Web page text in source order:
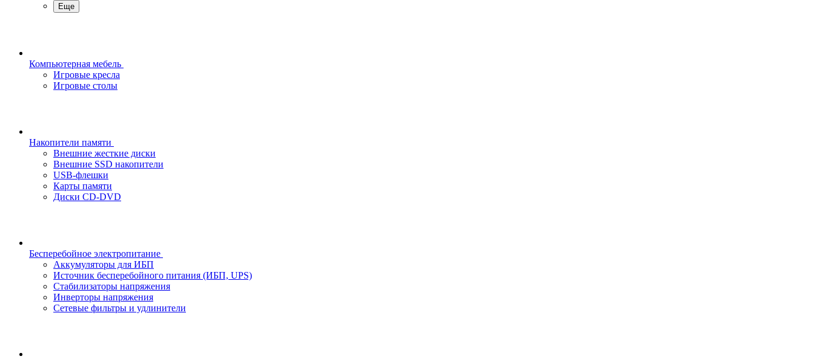
Еще
Компьютерная мебель
Игровые кресла
Игровые столы
Накопители памяти
Внешние жесткие диски
Внешние SSD накопители
USB-флешки
Карты памяти
Диски CD-DVD
Бесперебойное электропитание
Аккумуляторы для ИБП
Источник бесперебойного питания (ИБП, UPS)
Стабилизаторы напряжения
Инверторы напряжения
Сетевые фильтры и удлинители